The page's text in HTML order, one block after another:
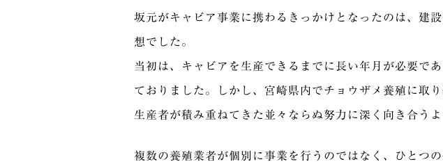
坂元がキャビア事業に携わるきっかけとなったのは、建
想でした。
当初は、キャビアを生産できるまでに長い年月が必要で
ておりました。しかし、宮崎県内でチョウザメ養殖に取
生産者が積み重ねてきた並々ならぬ努力に深く向き合うよ
複数の養殖業者が個別に事業を行うのではなく、ひと